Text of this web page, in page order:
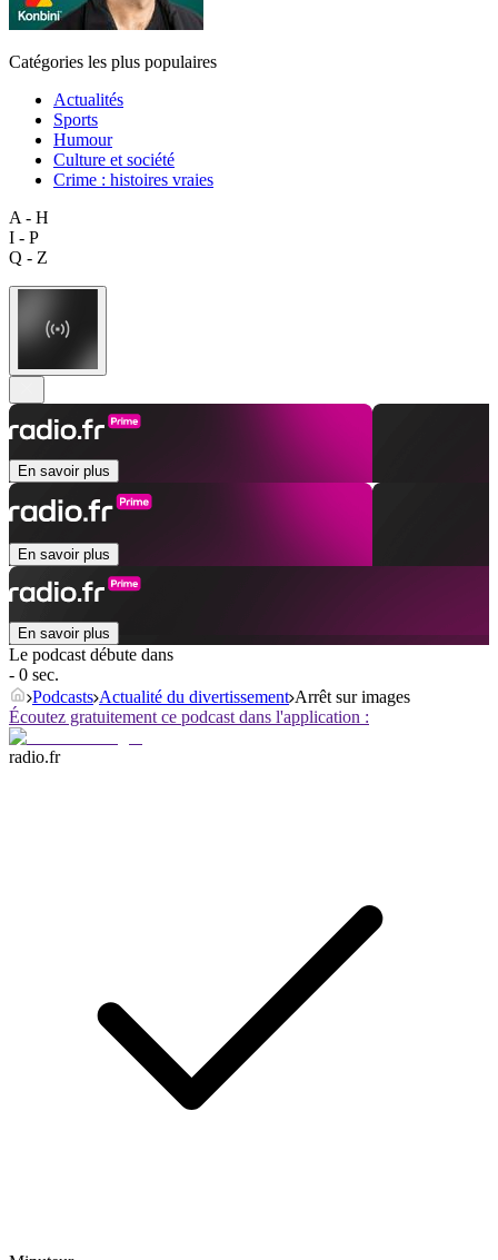
Catégories les plus populaires
Actualités
Sports
Humour
Culture et société
Crime : histoires vraies
A - H
I - P
Q - Z
En savoir plus
En savoir plus
En savoir plus
Le podcast débute dans
- 0 sec.
Podcasts Actualité du divertissement Arrêt sur images
Écoutez gratuitement ce podcast dans l'application :
radio.fr